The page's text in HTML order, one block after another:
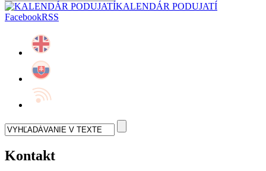
KALENDÁR PODUJATÍ
FacebookRSS
Kontakt